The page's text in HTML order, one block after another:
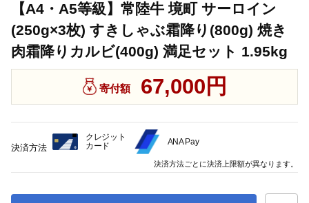
【A4・A5等級】常陸牛 境町 サーロイン
(250g×3枚) すきしゃぶ霜降り(800g) 焼き
肉霜降りカルビ(400g) 満足セット 1.95kg
寄付額 67,000円
決済方法
クレジット
カード
ANA Pay
決済方法ごとに決済上限額が異なります。